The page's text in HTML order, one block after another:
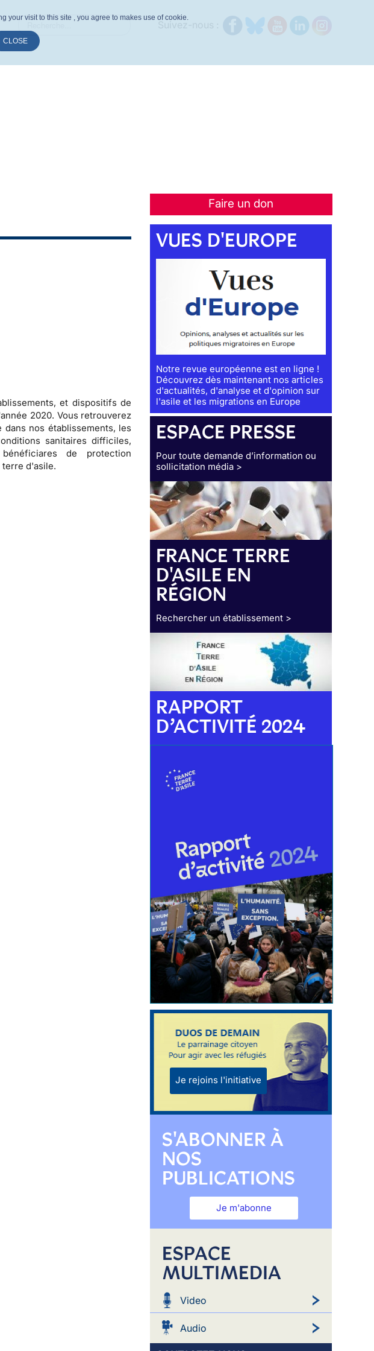
Faire un don
et dispositifs de
2020. Vous retrouverez
nos établissements, les
sanitaires difficiles,
de protection
terre d'asile.
VUES D'EUROPE
Notre revue européenne est en ligne !
Découvrez dès maintenant nos articles
d'actualités, d'analyse et d'opinion sur
l'asile et les migrations en Europe
ESPACE PRESSE
Pour toute demande d’information ou
sollicitation média >
FRANCE TERRE
D'ASILE EN
RÉGION
Rechercher un établissement >
RAPPORT
D’ACTIVITÉ 2024
Je rejoins l'initiative
S'ABONNER À
NOS
PUBLICATIONS
Je m'abonne
ESPACE
MULTIMEDIA
Video
Audio
your visit to this site , you agree to makes use of cookie.
CLOSE